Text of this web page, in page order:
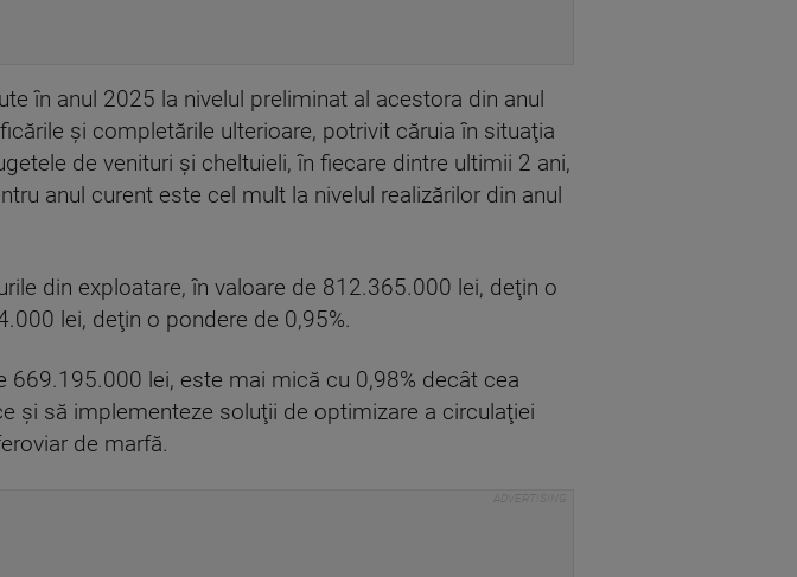
în anul 2025 la nivelul preliminat al acestora din anul
şi completările ulterioare, potrivit căruia în situaţia
de venituri şi cheltuieli, în fiecare dintre ultimii 2 ani,
anul curent este cel mult la nivelul realizărilor din anul
din exploatare, în valoare de 812.365.000 lei, deţin o
lei, deţin o pondere de 0,95%.
669.195.000 lei, este mai mică cu 0,98% decât cea
şi să implementeze soluţii de optimizare a circulaţiei
de marfă.